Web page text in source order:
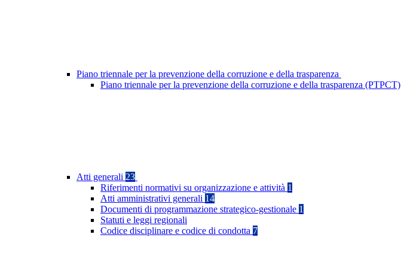
Piano triennale per la prevenzione della corruzione e della trasparenza
Piano triennale per la prevenzione della corruzione e della trasparenza (PTPCT)
Atti generali 23
Riferimenti normativi su organizzazione e attività 1
Atti amministrativi generali 14
Documenti di programmazione strategico-gestionale 1
Statuti e leggi regionali
Codice disciplinare e codice di condotta 7